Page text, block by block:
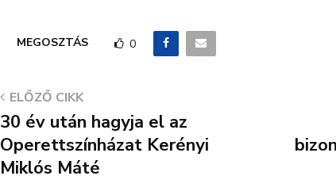
MEGOSZTÁS 0
ELŐZŐ CIKK
30 év után hagyja el az
Operettszínházat Kerényi
Miklós Máté